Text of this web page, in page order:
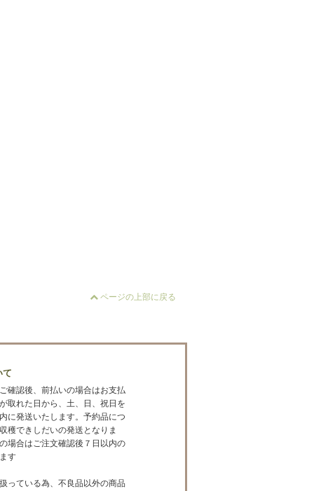
ページの上部に戻る
て
確認後、前払いの場合はお支払
取れた日から、土、日、祝日を
に発送いたします。予約品につ
穫できしだいの発送となりま
場合はご注文確認後７日以内の
す
っている為、不良品以外の商品